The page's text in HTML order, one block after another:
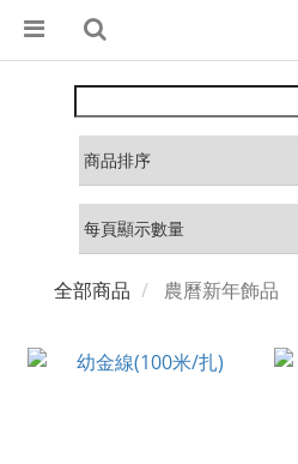
全部商品 農曆新年飾品